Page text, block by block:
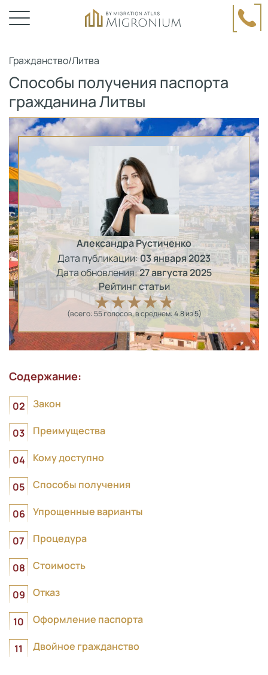
Гражданство/Литва
Способы получения паспорта
гражданина Литвы
Александра Рустиченко
Дата публикации:03 января 2023
Дата обновления:27 августа 2025
Рейтинг статьи
(всего:55голосов, в среднем:4.8из 5)
Содержание:
Закон
Преимущества
Кому доступно
Способы получения
Упрощенные варианты
Процедура
Стоимость
Отказ
Оформление паспорта
Двойное гражданство